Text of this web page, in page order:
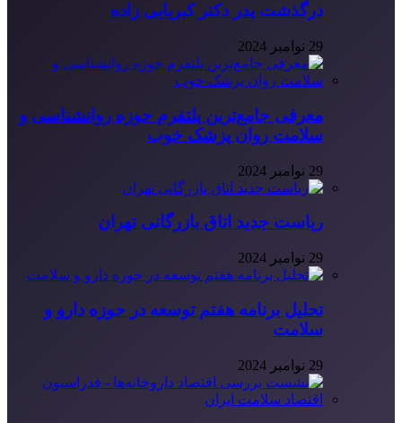
درگذشت پدر دکتر کبریایی زاده
29 نوامبر 2024
معرفی جامع‌ترین پلتفرم حوزه روانشناسی و
سلامت روان پزشک خوب
29 نوامبر 2024
ریاست جدید اتاق بازرگانی تهران
29 نوامبر 2024
تحلیل برنامه هفتم توسعه در حوزه دارو و
سلامت
29 نوامبر 2024